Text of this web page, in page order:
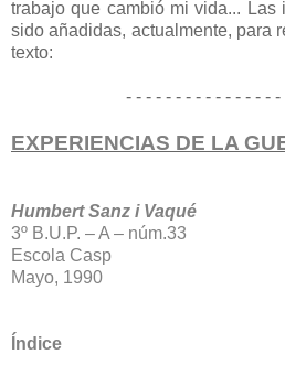
trabajo que cambió mi vida... Las
sido añadidas, actualmente, para
texto:
- - - - - - - - - - - - - - -
EXPERIENCIAS DE LA
Humbert Sanz i Vaqué
3º B.U.P. – A – núm.33
Escola Casp
Mayo, 1990
Índice